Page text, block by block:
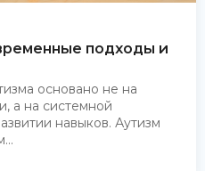
подходы и
основано не на
а на системной
навыков. Аутизм